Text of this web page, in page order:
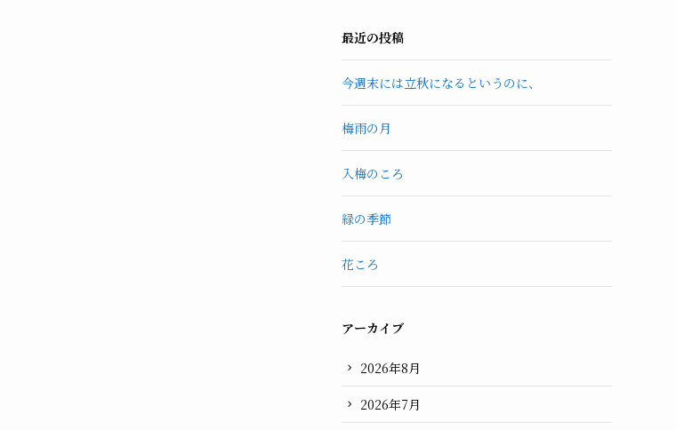
最近の投稿
今週末には立秋になるというのに、
梅雨の月
入梅のころ
緑の季節
花ころ
アーカイブ
2026年8月
2026年7月